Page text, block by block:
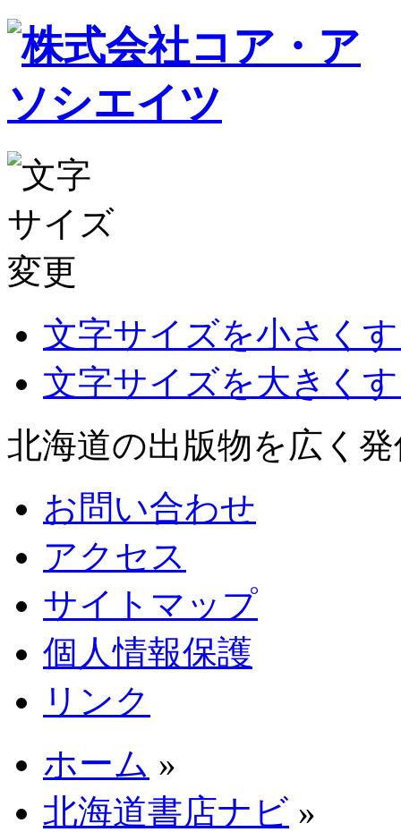
文字サイズを小さく
文字サイズを大きく
北海道の出版物を広く
お問い合わせ
アクセス
サイトマップ
個人情報保護
リンク
ホーム »
北海道書店ナビ »